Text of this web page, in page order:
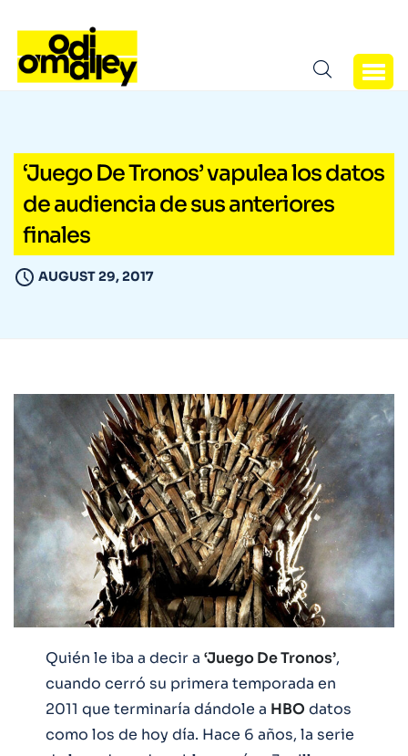
‘Juego De Tronos’ vapulea los datos
de audiencia de sus anteriores
finales
AUGUST 29, 2017
Quién le iba a decir a ‘Juego De Tronos’,
cuando cerró su primera temporada en
2011 que terminaría dándole a HBO datos
como los de hoy día. Hace 6 años, la serie